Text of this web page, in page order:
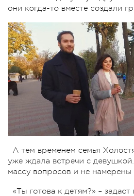
они когда-то вместе создали
А тем временем семья
уже ждала встречи с
массу вопросов и не намерены
«Ты готова к детям?» –